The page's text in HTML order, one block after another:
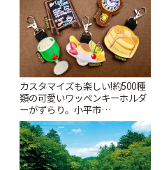
カスタマイズも楽しい!約500種
類の可愛いワッペンキーホルダ
ーがずらり。小平市
「Kimamaya T&K」 | ことりっ
ぷ